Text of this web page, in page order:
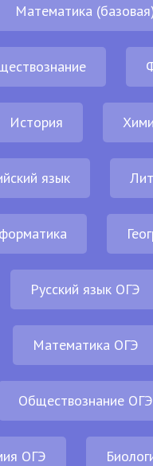
Математика
История
язык
Русский язык ОГЭ
Математика ОГЭ
Обществознание ОГЭ
ОГЭ